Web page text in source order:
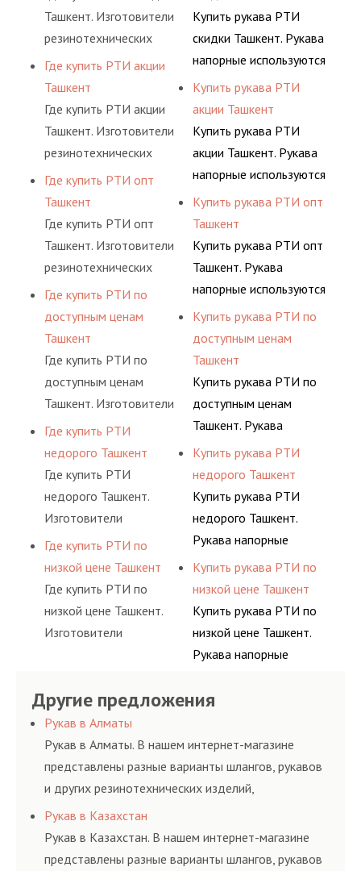
латекс,
полиамид.
натурального и
искусственного сырья,
искусственный и
латекс,
полиамид.
Ташкент. Изготовители
резинотехнических
изделий выпускают
широкий спектр
продукции из
натурального и
искусственного сырья,
искусственный и
латекс,
полиамид.
Где купить РТИ акции
Ташкент
Где купить РТИ акции
Ташкент. Изготовители
резинотехнических
изделий выпускают
широкий спектр
продукции из
натурального и
искусственного сырья,
искусственный и
природный каучук,
поливинилхлорид,
полиамид.
Где купить РТИ опт
Ташкент
Где купить РТИ опт
Ташкент. Изготовители
резинотехнических
изделий выпускают
широкий спектр
продукции из
натурального и
искусственного сырья,
такого как:
природный каучук,
латекс,
поливинилхлорид,
полиамид.
Где купить РТИ по
доступным ценам
Ташкент
Где купить РТИ по
доступным ценам
Ташкент. Изготовители
резинотехнических
изделий выпускают
широкий спектр
продукции из
натурального и
такого как:
искусственный и
природный каучук,
Где купить РТИ
недорого Ташкент
Где купить РТИ
недорого Ташкент.
Изготовители
резинотехнических
изделий выпускают
широкий спектр
продукции из
натурального и
природный каучук,
Где купить РТИ по
низкой цене Ташкент
Где купить РТИ по
низкой цене Ташкент.
Изготовители
широкий спектр
продукции из
натурального и
искусственного сырья,
такого как:
и нитевидные
продольные слои,
располагающиеся под
заданным углом к
каркасному слою.
жидкообразных частей.
Для придания
жесткости продукту
разнообразные каркасы
и нитевидные
продольные слои,
располагающиеся под
заданным углом к
каркасному слою.
Купить рукава РТИ
скидки Ташкент. Рукава
напорные используются
для подачи
газообразных и
жидкообразных частей.
Для придания
жесткости продукту
разнообразные каркасы
продольные слои,
располагающиеся под
заданным углом к
каркасному слою.
Купить рукава РТИ
акции Ташкент
Купить рукава РТИ
акции Ташкент. Рукава
напорные используются
для подачи
газообразных и
жидкообразных частей.
Для придания
жесткости продукту
разнообразные каркасы
и нитевидные
располагающиеся под
заданным углом к
каркасному слою.
Купить рукава РТИ опт
Ташкент
Купить рукава РТИ опт
Ташкент. Рукава
напорные используются
для подачи
газообразных и
жидкообразных частей.
Для придания
жесткости продукту
используются
и нитевидные
продольные слои,
располагающиеся под
заданным углом к
каркасному слою.
Купить рукава РТИ по
доступным ценам
Ташкент
Купить рукава РТИ по
доступным ценам
Ташкент. Рукава
напорные используются
для подачи
газообразных и
жидкообразных частей.
Для придания
используются
разнообразные каркасы
и нитевидные
продольные слои,
располагающиеся под
каркасному слою.
Купить рукава РТИ
недорого Ташкент
Купить рукава РТИ
недорого Ташкент.
Рукава напорные
используются для
подачи газообразных и
жидкообразных частей.
Для придания
жесткости продукту
Купить рукава РТИ по
низкой цене Ташкент
Купить рукава РТИ по
низкой цене Ташкент.
Рукава напорные
подачи газообразных и
Для придания
жесткости продукту
используются
Другие предложения
Рукав в Алматы
Рукав в Алматы. В нашем интернет-магазине
представлены разные варианты шлангов, рукавов
и других резинотехнических изделий,
соответствующих ГОСТам, техническим условиям
и нормативам.
Рукав в Казахстан
Рукав в Казахстан. В нашем интернет-магазине
представлены разные варианты шлангов, рукавов